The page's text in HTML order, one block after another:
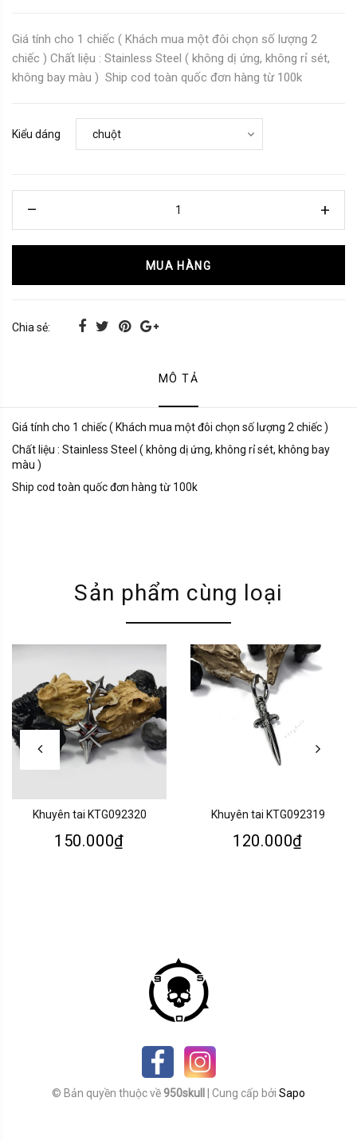
Giá tính cho 1 chiếc ( Khách mua một đôi chọn số lượng 2
chiếc ) Chất liệu : Stainless Steel ( không dị ứng, không rỉ sét,
không bay màu ) Ship cod toàn quốc đơn hàng từ 100k
Kiểu dáng
MUA HÀNG
Chia sẻ:
MÔ TẢ
Giá tính cho 1 chiếc ( Khách mua một đôi chọn số lượng 2 chiếc )
Chất liệu : Stainless Steel ( không dị ứng, không rỉ sét, không bay
màu )
Ship cod toàn quốc đơn hàng từ 100k
Sản phẩm cùng loại
Khuyên tai KTG092320
150.000₫
Khuyên tai KTG092319
120.000₫
© Bản quyền thuộc về 950skull Cung cấp bởi Sapo